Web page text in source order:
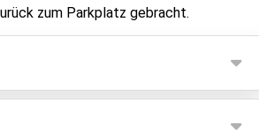
zum Parkplatz gebracht.